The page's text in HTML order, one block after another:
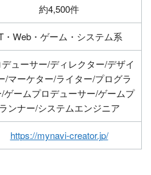
約4,500件
・Web・ゲーム・システム系
ューサー/ディレクター/デザイ
/マーケター/ライター/プログラ
ゲームプロデューサー/ゲームプ
ランナー/システムエンジニア
https://mynavi-creator.jp/